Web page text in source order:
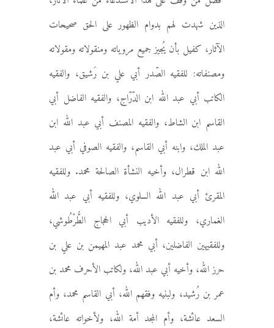
الذين شهدت لهم بدوام الظهور على الحق صحيحات
الآثار، كفيل بأن يُجيز جميع مروياته ومنقولاته ومقولاته
ومصنفاته: للفقيه الصّدر أبي علي بن رَشيق، والفقيه
الكاتب أبي عبد الله ابن الدّرّاج، والفقيه الفاضل أبي
القاسم ابن الشاط، والفقيه المصنف أبي عبد الله ابن
عبد الملك، وابنه أبي القاسم، والفقيه الصوفي أبي عبد
الله ابن قطرال، وأخيه النشأة الصالحة محمد. وللفقيه
المقرئ أبي عبد الله السلوي، وللفقيه أبي عبد الله
الغماري، وللفقيه الأديب أبي الحجاج الطُّرْطُوشي،
وللفقيهين الفاضلين، أبي محمد عبد المهيمن بن علي بن
حرز الله، وأخيه أبي عبد الله، ولكاتب الأحرف محمد بن
عمر بن رُشيد، ولبنيه وفقهم الله، أبي القاسم محمد، وأم
السعد عائشة، وأم المجد أمة الله، ولأخواته عائشة،